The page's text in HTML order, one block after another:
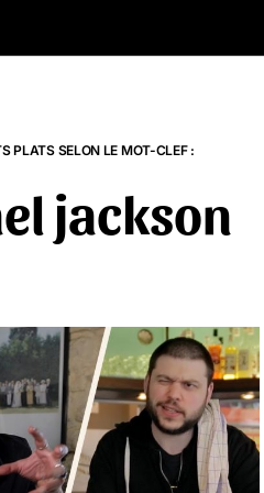
PLATS SELON LE MOT-CLEF :
jackson